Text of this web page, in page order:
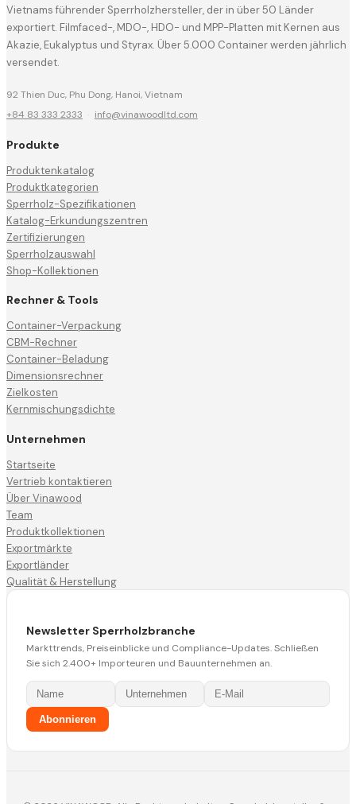
Vietnams führender Sperrholzhersteller, der in über 50 Länder
exportiert. Filmfaced-, MDO-, HDO- und MPP-Platten mit Kernen aus
Akazie, Eukalyptus und Styrax. Über 5.000 Container werden jährlich
versendet.
92 Thien Duc, Phu Dong, Hanoi, Vietnam
+84 83 333 2333 · info@vinawoodltd.com
Produkte
Produktenkatalog
Produktkategorien
Sperrholz-Spezifikationen
Katalog-Erkundungszentren
Zertifizierungen
Sperrholzauswahl
Shop-Kollektionen
Rechner & Tools
Container-Verpackung
CBM-Rechner
Container-Beladung
Dimensionsrechner
Zielkosten
Kernmischungsdichte
Unternehmen
Startseite
Vertrieb kontaktieren
Über Vinawood
Team
Produktkollektionen
Exportmärkte
Exportländer
Qualität & Herstellung
Newsletter Sperrholzbranche
Markttrends, Preiseinblicke und Compliance-Updates. Schließen
Sie sich 2.400+ Importeuren und Bauunternehmen an.
Abonnieren